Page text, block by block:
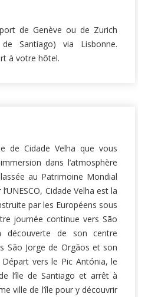
de Genève ou de Zurich
Santiago) via Lisbonne.
à votre hôtel.
de Cidade Velha que vous
dans l’atmosphère
au Patrimoine Mondial
Cidade Velha est la
par les Européens sous
journée continue vers São
découverte de son centre
São Jorge de Orgãos et son
vers le Pic Antónia, le
l’île de Santiago et arrêt à
ville de l’île pour y découvrir